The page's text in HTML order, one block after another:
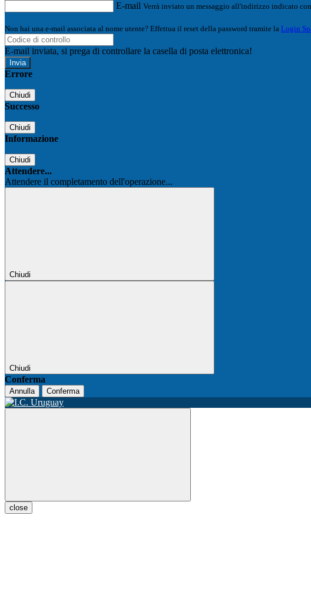
E-mail Verrà inviato un messaggio all'indirizzo indicato
Non hai una e-mail associata al nome utente? Effettua il reset della password tramite la Login
E-mail inviata, si prega di controllare la casella di posta elettronica!
Errore
Chiudi
Successo
Chiudi
Informazione
Chiudi
Attendere...
Attendere il completamento dell'operazione...
Chiudi
Chiudi
Conferma
Annulla Conferma
close